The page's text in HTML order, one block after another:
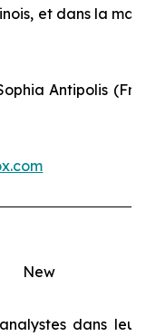
et dans la
Antipolis
New
dans